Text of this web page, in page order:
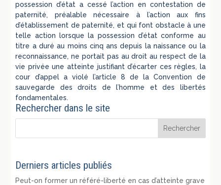
possession d’état a cessé l’action en contestation de
paternité, préalable nécessaire à l’action aux fins
d’établissement de paternité, et qui font obstacle à une
telle action lorsque la possession d’état conforme au
titre a duré au moins cinq ans depuis la naissance ou la
reconnaissance, ne portait pas au droit au respect de la
vie privée une atteinte justifiant d’écarter ces règles, la
cour d’appel a violé l’article 8 de la Convention de
sauvegarde des droits de l’homme et des libertés
fondamentales.
Rechercher dans le site
Derniers articles publiés
Peut-on former un référé-liberté en cas d’atteinte grave